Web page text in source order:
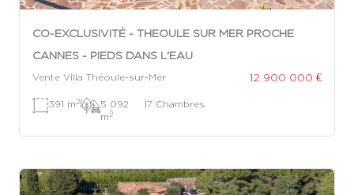
CO-EXCLUSIVITÉ - THEOULE SUR MER PROCHE
CANNES - PIEDS DANS L'EAU
Vente Villa Théoule-sur-Mer 12 900 000 €
391 m 2|
5 092
m 2
|7 Chambres